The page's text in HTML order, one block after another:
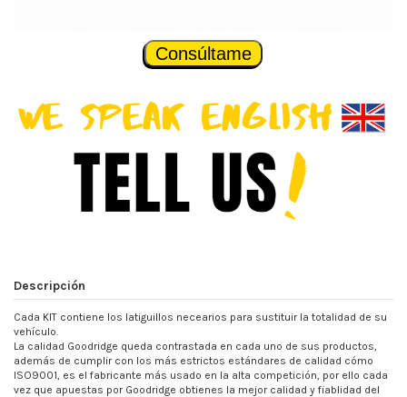
Consúltame
Descripción
Cada KIT contiene los latiguillos necearios para sustituir la totalidad de su
vehículo.
La calidad Goodridge queda contrastada en cada uno de sus productos,
además de cumplir con los más estrictos estándares de calidad cómo
ISO9001, es el fabricante más usado en la alta competición, por ello cada
vez que apuestas por Goodridge obtienes la mejor calidad y fiablidad del